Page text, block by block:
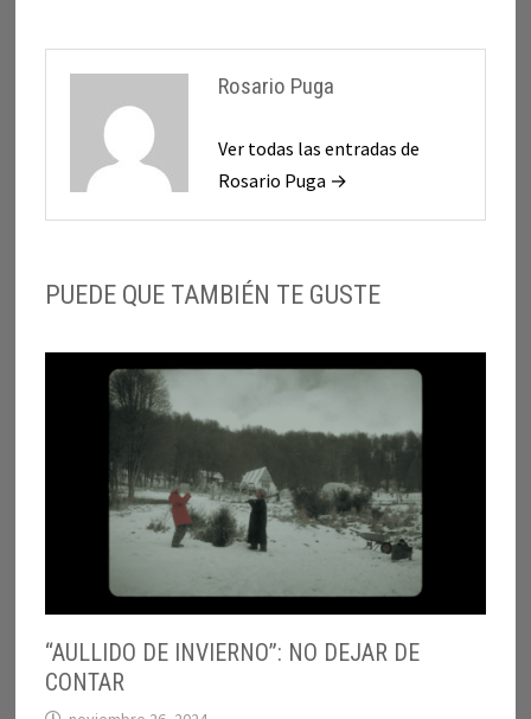
Rosario Puga
Ver todas las entradas de
Rosario Puga →
PUEDE QUE TAMBIÉN TE GUSTE
“AULLIDO DE INVIERNO”: NO DEJAR DE
CONTAR